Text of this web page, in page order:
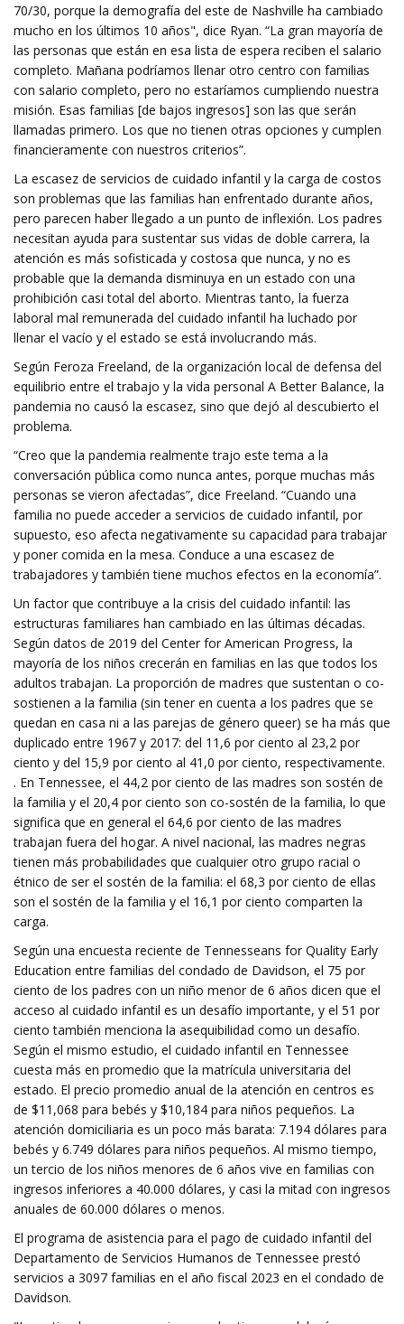
70/30, porque la demografía del este de Nashville ha cambiado
mucho en los últimos 10 años", dice Ryan. “La gran mayoría de
las personas que están en esa lista de espera reciben el salario
completo. Mañana podríamos llenar otro centro con familias
con salario completo, pero no estaríamos cumpliendo nuestra
misión. Esas familias [de bajos ingresos] son ​​las que serán
llamadas primero. Los que no tienen otras opciones y cumplen
financieramente con nuestros criterios”.
La escasez de servicios de cuidado infantil y la carga de costos
son problemas que las familias han enfrentado durante años,
pero parecen haber llegado a un punto de inflexión. Los padres
necesitan ayuda para sustentar sus vidas de doble carrera, la
atención es más sofisticada y costosa que nunca, y no es
probable que la demanda disminuya en un estado con una
prohibición casi total del aborto. Mientras tanto, la fuerza
laboral mal remunerada del cuidado infantil ha luchado por
llenar el vacío y el estado se está involucrando más.
Según Feroza Freeland, de la organización local de defensa del
equilibrio entre el trabajo y la vida personal A Better Balance, la
pandemia no causó la escasez, sino que dejó al descubierto el
problema.
“Creo que la pandemia realmente trajo este tema a la
conversación pública como nunca antes, porque muchas más
personas se vieron afectadas”, dice Freeland. “Cuando una
familia no puede acceder a servicios de cuidado infantil, por
supuesto, eso afecta negativamente su capacidad para trabajar
y poner comida en la mesa. Conduce a una escasez de
trabajadores y también tiene muchos efectos en la economía”.
Un factor que contribuye a la crisis del cuidado infantil: las
estructuras familiares han cambiado en las últimas décadas.
Según datos de 2019 del Center for American Progress, la
mayoría de los niños crecerán en familias en las que todos los
adultos trabajan. La proporción de madres que sustentan o co-
sostienen a la familia (sin tener en cuenta a los padres que se
quedan en casa ni a las parejas de género queer) se ha más que
duplicado entre 1967 y 2017: del 11,6 por ciento al 23,2 por
ciento y del 15,9 por ciento al 41,0 por ciento, respectivamente.
. En Tennessee, el 44,2 por ciento de las madres son sostén de
la familia y el 20,4 por ciento son co-sostén de la familia, lo que
significa que en general el 64,6 por ciento de las madres
trabajan fuera del hogar. A nivel nacional, las madres negras
tienen más probabilidades que cualquier otro grupo racial o
étnico de ser el sostén de la familia: el 68,3 por ciento de ellas
son el sostén de la familia y el 16,1 por ciento comparten la
carga.
Según una encuesta reciente de Tennesseans for Quality Early
Education entre familias del condado de Davidson, el 75 por
ciento de los padres con un niño menor de 6 años dicen que el
acceso al cuidado infantil es un desafío importante, y el 51 por
ciento también menciona la asequibilidad como un desafío.
Según el mismo estudio, el cuidado infantil en Tennessee
cuesta más en promedio que la matrícula universitaria del
estado. El precio promedio anual de la atención en centros es
de $11,068 para bebés y $10,184 para niños pequeños. La
atención domiciliaria es un poco más barata: 7.194 dólares para
bebés y 6.749 dólares para niños pequeños. Al mismo tiempo,
un tercio de los niños menores de 6 años vive en familias con
ingresos inferiores a 40.000 dólares, y casi la mitad con ingresos
anuales de 60.000 dólares o menos.
El programa de asistencia para el pago de cuidado infantil del
Departamento de Servicios Humanos de Tennessee prestó
servicios a 3097 familias en el año fiscal 2023 en el condado de
Davidson.